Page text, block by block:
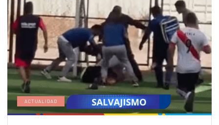
ACTUALIDAD